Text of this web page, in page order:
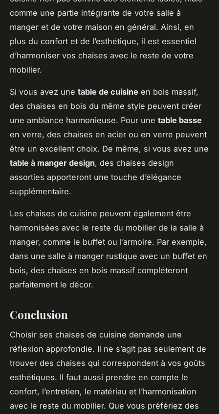
comme une partie intégrante de votre salle à
manger et de votre maison en général. Ainsi, en
plus du confort et de l’esthétique, il est essentiel
d’harmoniser vos chaises avec le reste de votre
mobilier.
Si vous avez une table de cuisine en bois massif,
des chaises en bois du même style peuvent créer
une ambiance harmonieuse. Pour une table basse
en verre, des chaises en acier ou en verre peuvent
être un excellent choix. De même, si vous avez une
table à manger design, des chaises design
assorties apporteront une touche d’élégance
supplémentaire.
Les chaises de cuisine peuvent également être
harmonisées avec le reste du mobilier de la salle à
manger, comme le buffet ou l’armoire. Par exemple,
dans une salle à manger rustique avec un buffet en
bois, des chaises en bois massif compléteront
parfaitement le décor.
Conclusion
Choisir ses chaises de cuisine demande une
réflexion approfondie. Il ne s’agit pas seulement de
trouver des chaises qui correspondent à vos goûts
esthétiques. Il faut aussi prendre en compte le
confort, l’entretien, le matériau et l’harmonisation
avec le reste du mobilier. Que vous préfériez des